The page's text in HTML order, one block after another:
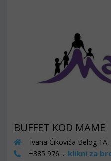
BUFFET KOD MAME
Ivana Ćikovića Belog
+385 976 ... klikni za